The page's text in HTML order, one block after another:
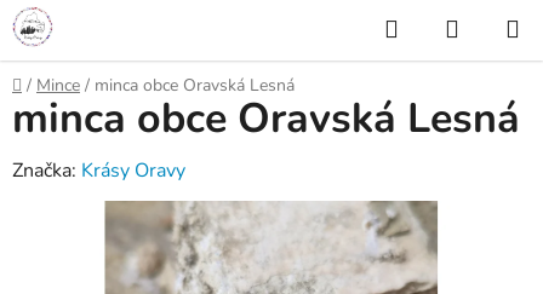
Prejsť
na
obsah
Hľadať
KOŠÍK
Domov
/ Mince / minca obce Oravská Lesná
minca obce Oravská Lesná
Značka: Krásy Oravy